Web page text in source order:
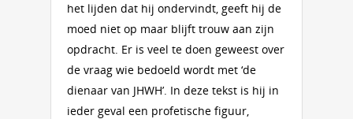
het lijden dat hij ondervindt, geeft hij de
moed niet op maar blijft trouw aan zijn
opdracht. Er is veel te doen geweest over
de vraag wie bedoeld wordt met ‘de
dienaar van JHWH’. In deze tekst is hij in
ieder geval een profetische figuur,